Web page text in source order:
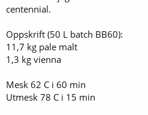
centennial.
Oppskrift (50 L batch BB60):
11,7 kg pale malt
1,3 kg vienna
Mesk 62 C i 60 min
Utmesk 78 C i 15 min